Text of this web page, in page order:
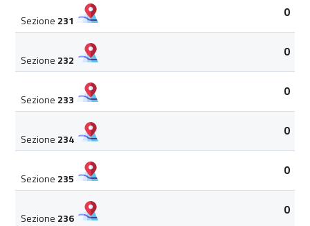
Sezione 231
0
Sezione 232
0
Sezione 233
0
Sezione 234
0
Sezione 235
0
Sezione 236
0